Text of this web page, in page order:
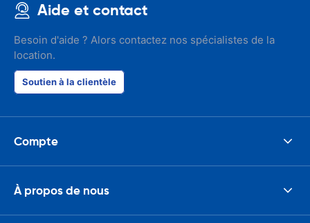
Aide et contact
Besoin d'aide ? Alors contactez nos spécialistes de la
location.
Soutien à la clientèle
Compte
À propos de nous